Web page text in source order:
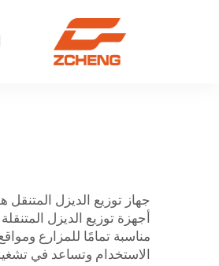
جهاز توزيع الديزل
أجهزة توزيع الديزل
الاستخدام وتساعد في